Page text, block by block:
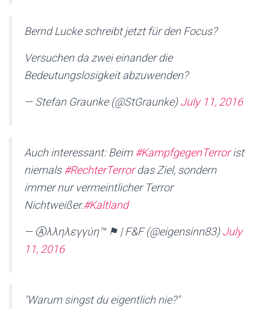
Bernd Lucke schreibt jetzt für den Focus?
Versuchen da zwei einander die
Bedeutungslosigkeit abzuwenden?
— Stefan Graunke (@StGraunke)July 11, 2016
Auch interessant: Beim#KampfgegenTerrorist
niemals#RechterTerrordas Ziel, sondern
immer nur vermeintlicher Terror
Nichtweißer.#Kaltland
— Ⓐλληλεγγύη™ ⚑ | F&F (@eigensinn83)July
11, 2016
"Warum singst du eigentlich nie?"